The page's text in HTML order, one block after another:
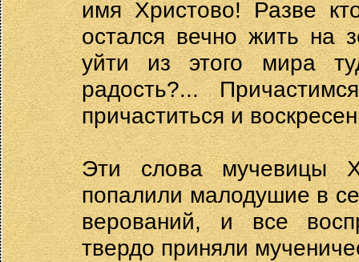
имя Христово! Разве
остался вечно жить на
уйти из этого мира
радость?...
причаститься и
Эти слова мучевицы
попалили малодушие в
верований, и все
твердо приняли